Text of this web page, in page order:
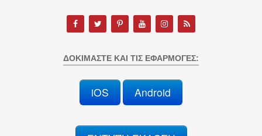
ΔΟΚΙΜΆΣΤΕ ΚΑΙ ΤΙΣ ΕΦΑΡΜΟΓΈΣ:
iOS Android